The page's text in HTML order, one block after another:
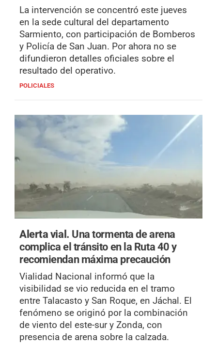
La intervención se concentró este jueves
en la sede cultural del departamento
Sarmiento, con participación de Bomberos
y Policía de San Juan. Por ahora no se
difundieron detalles oficiales sobre el
resultado del operativo.
POLICIALES
Alerta vial. Una tormenta de arena
complica el tránsito en la Ruta 40 y
recomiendan máxima precaución
Vialidad Nacional informó que la
visibilidad se vio reducida en el tramo
entre Talacasto y San Roque, en Jáchal. El
fenómeno se originó por la combinación
de viento del este-sur y Zonda, con
presencia de arena sobre la calzada.